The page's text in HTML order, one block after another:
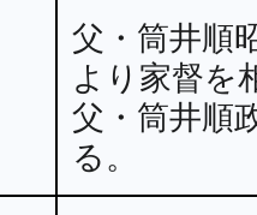
父・筒井順
より家督を
父・筒井順
る。